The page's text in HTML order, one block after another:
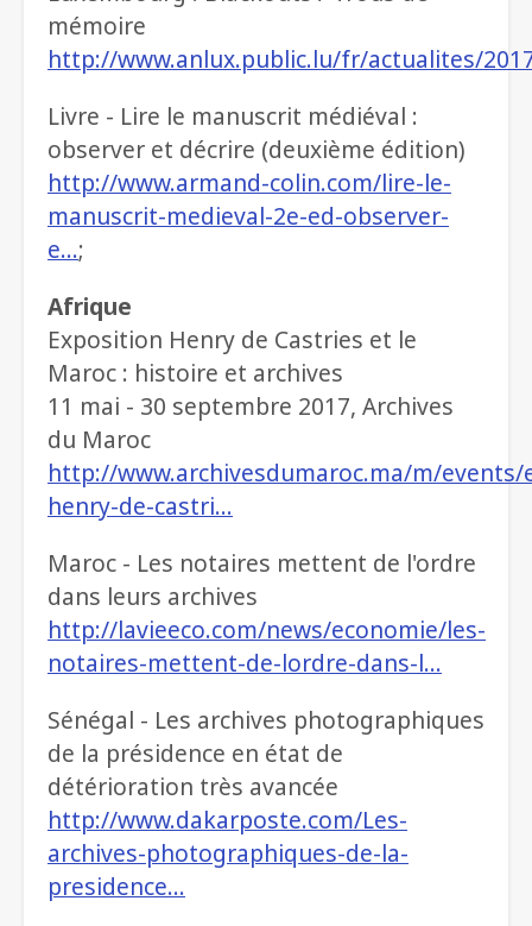
mémoire
http://www.anlux.public.lu/fr/actualites/
Livre - Lire le manuscrit médiéval :
observer et décrire (deuxième édition)
http://www.armand-colin.com/lire-le-
manuscrit-medieval-2e-ed-observer-
e…;
Afrique
Exposition Henry de Castries et le
Maroc : histoire et archives
11 mai - 30 septembre 2017, Archives
du Maroc
http://www.archivesdumaroc.ma/m/
henry-de-castri…
Maroc - Les notaires mettent de l'ordre
dans leurs archives
http://lavieeco.com/news/economie/les-
notaires-mettent-de-lordre-dans-l…
Sénégal - Les archives photographiques
de la présidence en état de
détérioration très avancée
http://www.dakarposte.com/Les-
archives-photographiques-de-la-
presidence…